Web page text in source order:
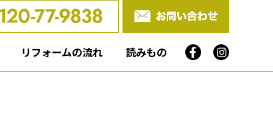
リフォームの流れ 読みもの